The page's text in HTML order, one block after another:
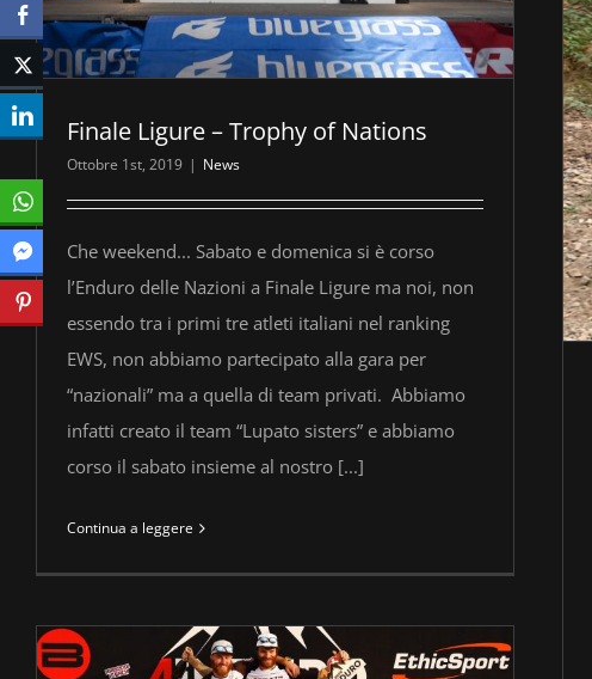
Finale Ligure – Trophy of Nations
Ottobre 1st, 2019 | News
Che weekend... Sabato e domenica si è corso
l’Enduro delle Nazioni a Finale Ligure ma noi, non
essendo tra i primi tre atleti italiani nel ranking
EWS, non abbiamo partecipato alla gara per
“nazionali” ma a quella di team privati. Abbiamo
infatti creato il team “Lupato sisters” e abbiamo
corso il sabato insieme al nostro [...]
Continua a leggere